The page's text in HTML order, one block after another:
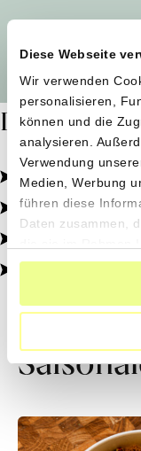
Diese Webseite
Wir verwenden
personalisieren,
können und die
analysieren.
Verwendung
Medien, Werbung
führen diese
Daten zusammen,
haben.
Dafür
Pestizidfrei
Natürliche
Von kleinen
100%